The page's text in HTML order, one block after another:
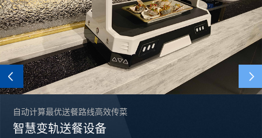
Previous
自动计算最优送餐路线高效传菜
智慧变轨送餐设备